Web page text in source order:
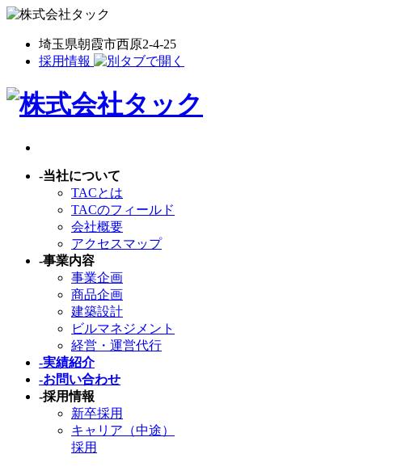
埼玉県朝霞市西原2-4-25
採用情報
-当社について
TACとは
TACのフィールド
会社概要
アクセスマップ
-事業内容
事業企画
商品企画
建築設計
ビルマネジメント
経営・運営代行
-実績紹介
-お問い合わせ
-採用情報
新卒採用
キャリア（中途）
採用